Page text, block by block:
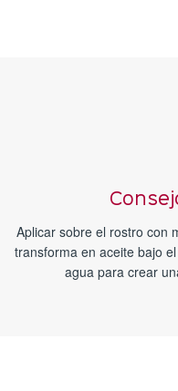
Aplicar sobre el rostro con
transforma en aceite bajo
agua para crear